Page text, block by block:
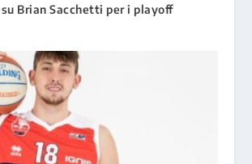
Brian Sacchetti per i playoff